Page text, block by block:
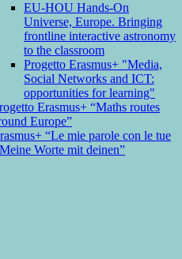
EU-HOU Hands-On
Universe, Europe. Bringing
frontline interactive astronomy
to the classroom
Progetto Erasmus+ "Media,
Social Networks and ICT:
opportunities for learning"
Erasmus+ “Maths routes
Europe”
“Le mie parole con le tue
Worte mit deinen”